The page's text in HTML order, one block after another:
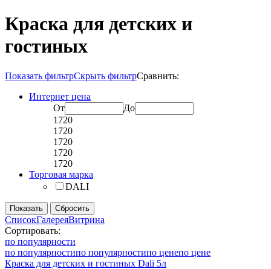
Краска для детских и
гостиных
Показать фильтрСкрыть фильтрСравнить:
Интернет цена
От
До
1720
1720
1720
1720
1720
Торговая марка
DALI
СписокГалереяВитрина
Сортировать:
по популярности
по популярностипо популярностипо ценепо цене
Краска для детских и гостиных Dali 5л